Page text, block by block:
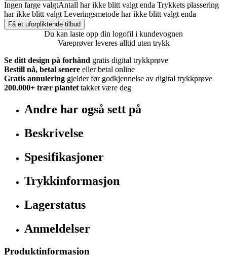
Ingen farge valgtAntall har ikke blitt valgt enda Trykkets plassering
har ikke blitt valgt Leveringsmetode har ikke blitt valgt enda
Få et uforpliktende tilbud
Du kan laste opp din logofil i kundevognen
Vareprøver leveres alltid uten trykk
Se ditt design på forhånd gratis digital trykkprøve
Bestill nå, betal senere eller betal online
Gratis annulering gjelder før godkjennelse av digital trykkprøve
200.000+ trær plantet takket være deg
Andre har også sett på
Beskrivelse
Spesifikasjoner
Trykkinformasjon
Lagerstatus
Anmeldelser
Produktinformasjon